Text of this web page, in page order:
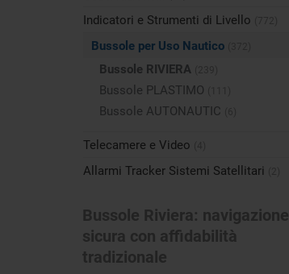
Indicatori e Strumenti di Livello
Bussole per Uso Nautico
Bussole RIVIERA
Bussole PLASTIMO
Bussole AUTONAUTIC
Telecamere e Video
Allarmi Tracker Sistemi Satellitari
Bussole Riviera: navigazione
sicura con affidabilità
tradizionale